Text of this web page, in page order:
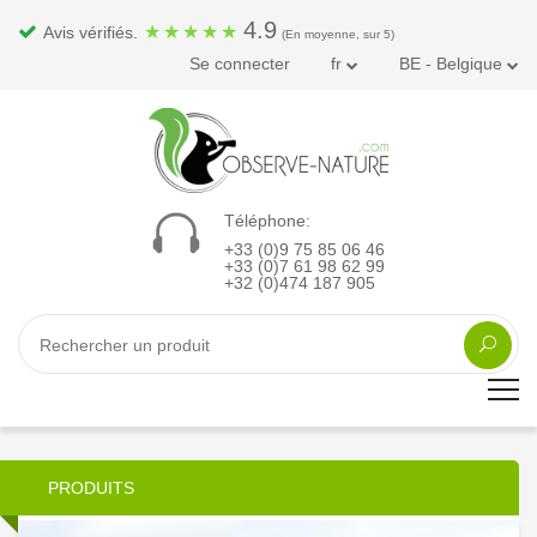
Avis vérifiés. ★ ★ ★ ★ ★ 4.9 (En moyenne, sur 5)
Se connecter fr BE - Belgique
Téléphone:
+33 (0)9 75 85 06 46
+33 (0)7 61 98 62 99
+32 (0)474 187 905
PRODUITS